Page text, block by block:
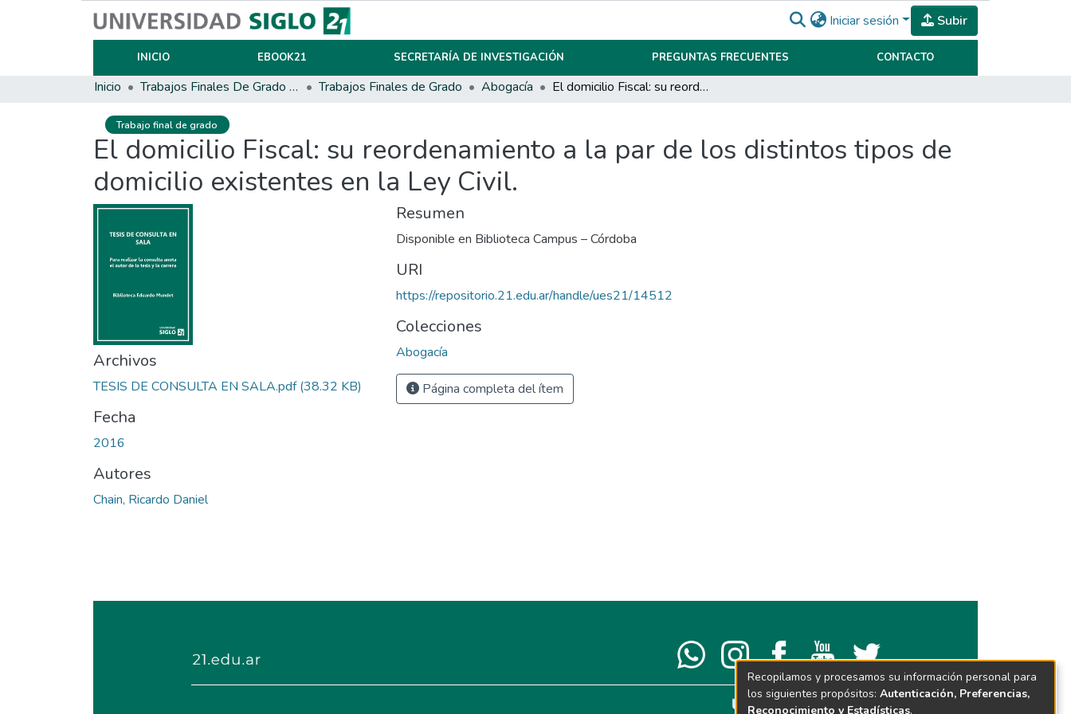
Iniciar sesión Subir
INICIO EBOOK21 SECRETARÍA DE INVESTIGACIÓN PREGUNTAS FRECUENTES CONTACTO
Inicio Trabajos Finales De Grado Y Posgrado Trabajos Finales de Grado Abogacía El domicilio Fiscal: su reordenamiento a la par de los distintos tipos de domicilio existentes en la Ley Civil.
Trabajo final de grado
El domicilio Fiscal: su reordenamiento a la par de los distintos tipos de
domicilio existentes en la Ley Civil.
Archivos
TESIS DE CONSULTA EN SALA.pdf(38.32 KB)
Fecha
2016
Autores
Chain, Ricardo Daniel
Resumen
Disponible en Biblioteca Campus – Córdoba
URI
https://repositorio.21.edu.ar/handle/ues21/14512
Colecciones
Abogacía
Página completa del ítem
Recopilamos y procesamos su información personal para
los siguientes propósitos: Autenticación, Preferencias,
Reconocimiento y Estadísticas.